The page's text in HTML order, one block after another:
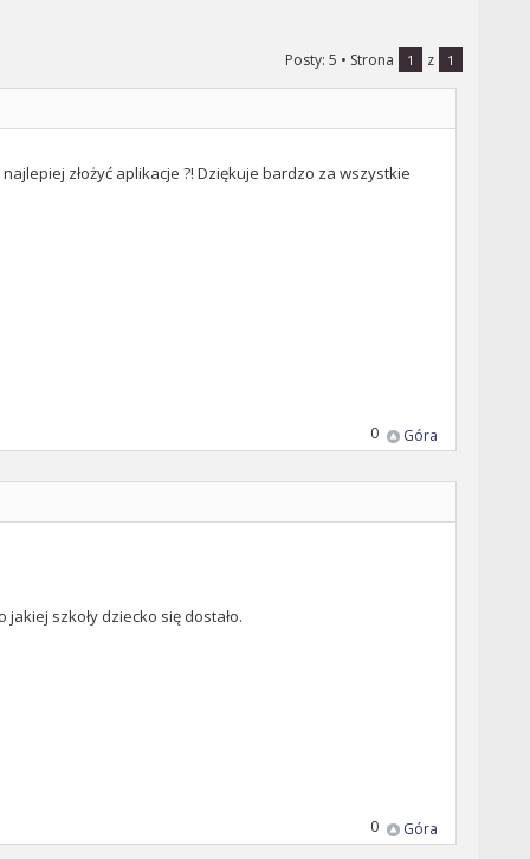
Posty: 5 • Strona 1 z 1
złożyć aplikacje ?! Dziękuje bardzo za wszystkie
Góra
0
szkoły dziecko się dostało.
Góra
0